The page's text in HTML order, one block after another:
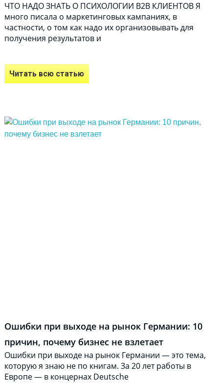
ЧТО НАДО ЗНАТЬ О ПСИХОЛОГИИ В2В КЛИЕНТОВ Я
много писала о маркетинговых кампаниях, в
частности, о том как надо их организовывать для
получения результатов и
Читать всю статью
Ошибки при выходе на рынок Германии: 10
причин, почему бизнес не взлетает
Ошибки при выходе на рынок Германии — это тема,
которую я знаю не по книгам. За 20 лет работы в
Европе — в концернах Deutsche